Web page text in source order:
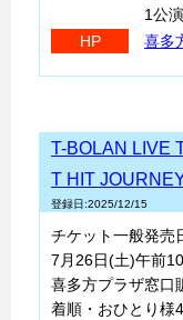
1公
HP
喜多
T-BOLAN LIVE
T HIT
登録日:2025/12/15
チケット一般発売
7月26日(土)午前
喜多方プラザ窓口
着順・おひとり様